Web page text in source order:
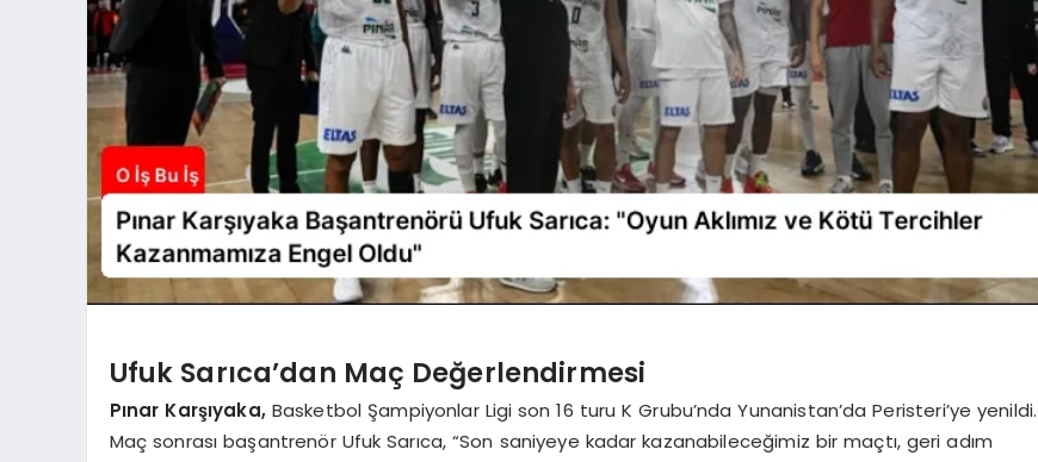
Ufuk Sarıca’dan Maç Değerlendirmesi
Pınar Karşıyaka, Basketbol Şampiyonlar Ligi son 16 turu K Grubu’nda Yunanistan’da Peristeri’ye yenildi.
Maç sonrası başantrenör Ufuk Sarıca, “Son saniyeye kadar kazanabileceğimiz bir maçtı, geri adım